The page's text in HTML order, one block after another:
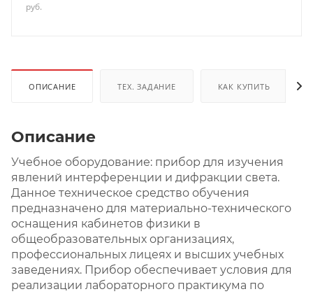
руб.
ОПИСАНИЕ ТЕХ. ЗАДАНИЕ КАК КУПИТЬ
Описание
Учебное оборудование: прибор для изучения
явлений интерференции и дифракции света.
Данное техническое средство обучения
предназначено для материально-технического
оснащения кабинетов физики в
общеобразовательных организациях,
профессиональных лицеях и высших учебных
заведениях. Прибор обеспечивает условия для
реализации лабораторного практикума по